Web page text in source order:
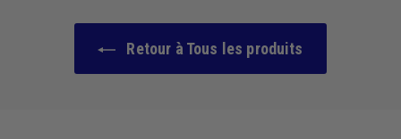
Retour à Tous les produits